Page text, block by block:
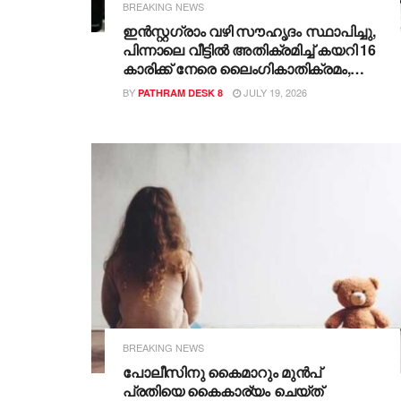
BREAKING NEWS
ഇന്‍സ്റ്റഗ്രാം വഴി സൗഹൃദം സ്ഥാപിച്ചു,
പിന്നാലെ വീട്ടില്‍ അതിക്രമിച്ച് കയറി 16
കാരിക്ക് നേരെ ലൈംഗികാതിക്രമം,
യുവാവ് പിടിയില്‍
BY PATHRAM DESK 8 JULY 19, 2026
BREAKING NEWS
പോലീസിനു കൈമാറും മുൻപ്
പ്രതിയെ കൈകാര്യം ചെയ്ത്